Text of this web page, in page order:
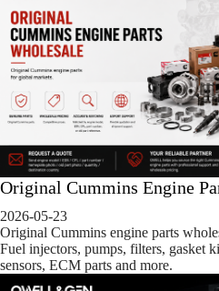
Original Cummins Engine
2026-05-23
Original Cummins engine parts
Fuel injectors, pumps, filters, gasket
sensors, ECM parts and more.